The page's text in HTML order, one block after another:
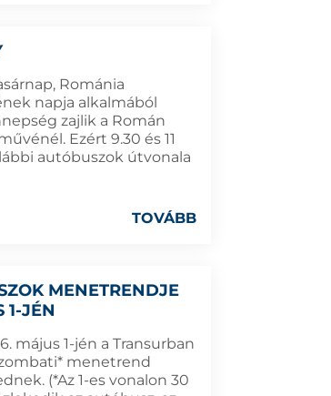
Románia
napja alkalmából
zajlik a Román
Ezért 9.30 és 11
autóbuszok útvonala
TOVÁBB
MENETRENDJE
1-JÉN
május 1-jén a Transurban
menetrend
(*Az 1-es vonalon 30